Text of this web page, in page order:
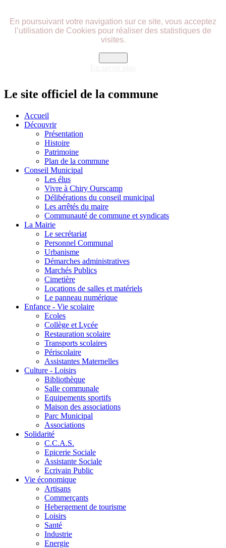
En poursuivant votre navigation sur ce site, vous acceptez
l’utilisation de Cookies pour réaliser des statistiques de
visites.
Le site officiel de la commune
Accueil
Découvrir
Présentation
Histoire
Patrimoine
Plan de la commune
Conseil Municipal
Les élus
Vivre à Chiry Ourscamp
Délibérations du conseil municipal
Les arrêtés du maire
Communauté de commune et syndicats
La Mairie
Le secrétariat
Personnel Communal
Urbanisme
Démarches administratives
Marchés Publics
Cimetière
Locations de salles et matériels
Le panneau numérique
Enfance - Vie scolaire
Ecoles
Collège et Lycée
Restauration scolaire
Transports scolaires
Périscolaire
Assistantes Maternelles
Culture - Loisirs
Bibliothèque
Salle communale
Equipements sportifs
Maison des associations
Parc Municipal
Associations
Solidarité
C.C.A.S.
Epicerie Sociale
Assistante Sociale
Ecrivain Public
Vie économique
Artisans
Commerçants
Hebergement de tourisme
Loisirs
Santé
Industrie
Energie